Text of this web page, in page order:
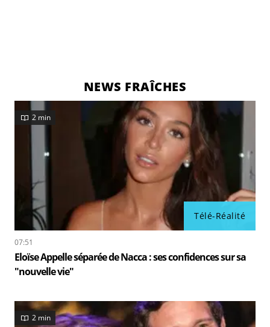
NEWS FRAÎCHES
Télé-Réalité
2 min
07:51
Eloïse Appelle séparée de Nacca : ses confidences sur sa
"nouvelle vie"
2 min